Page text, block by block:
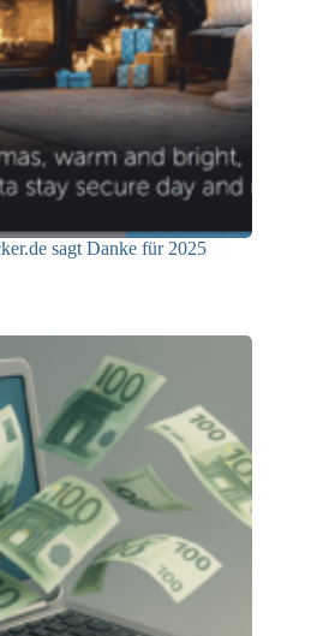
sagt Danke für 2025